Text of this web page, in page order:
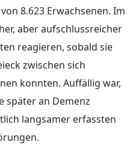
8.623 Erwachsenen. Im
aber aufschlussreicher
reagieren, sobald sie
zwischen sich
konnten. Auffällig war,
später an Demenz
langsamer erfassten